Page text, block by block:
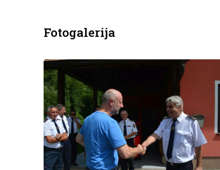
Fotogalerija